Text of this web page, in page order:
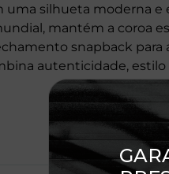
uma silhueta moderna e
mantém a coroa
snapback para
autenticidade,